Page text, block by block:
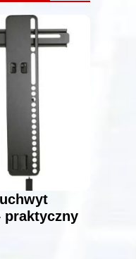
praktyczny